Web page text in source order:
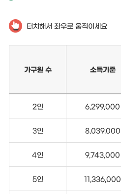
터치해서 좌우로 움직이세요
가구원 수 소득기준
2인 6,299,000
3인 8,039,000
4인 9,743,000
5인 11,336,000